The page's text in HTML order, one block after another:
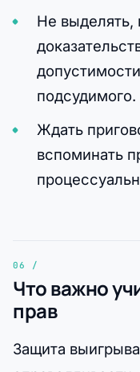
Не выделять,
подсудимого.
Ждать
вспоминать
Что важно
прав
Защита